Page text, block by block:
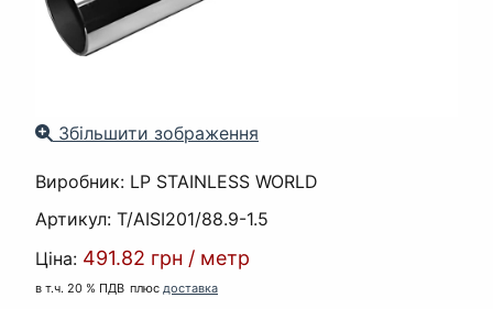
Збільшити зображення
Виробник: LP STAINLESS WORLD
Артикул: T/AISI201/88.9-1.5
Ціна: 491.82 грн / метр
в т.ч. 20 % ПДВ плюс доставка